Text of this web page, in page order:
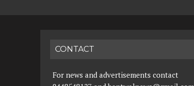
CONTACT
For news and advertisements contact